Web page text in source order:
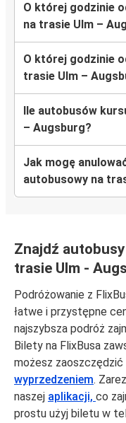
O której godzinie
na trasie Ulm –
O której godzinie
trasie Ulm –
Ile autobusów
– Augsburg?
Jak mogę
autobusowy na
Znajdź
trasie Ulm -
Podróżowanie z
łatwe i przystępne
najszybsza podróż
Bilety na FlixBusa
możesz
wyprzedzeniem.
naszej aplikacji, co
prostu użyj biletu w